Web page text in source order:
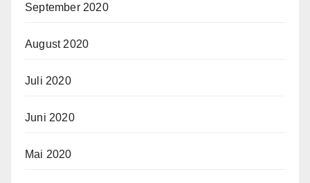
September 2020
August 2020
Juli 2020
Juni 2020
Mai 2020